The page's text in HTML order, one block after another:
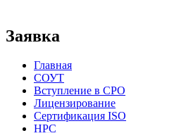
Заявка
Главная
СОУТ
Вступление в СРО
Лицензирование
Сертификация ISO
НРС